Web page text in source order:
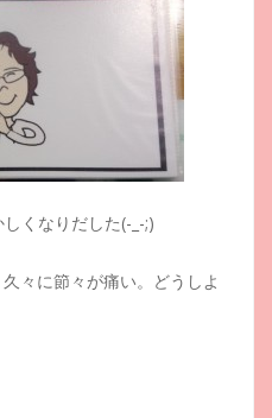
くなりだした(-_-;)
々に節々が痛い。どうしよ